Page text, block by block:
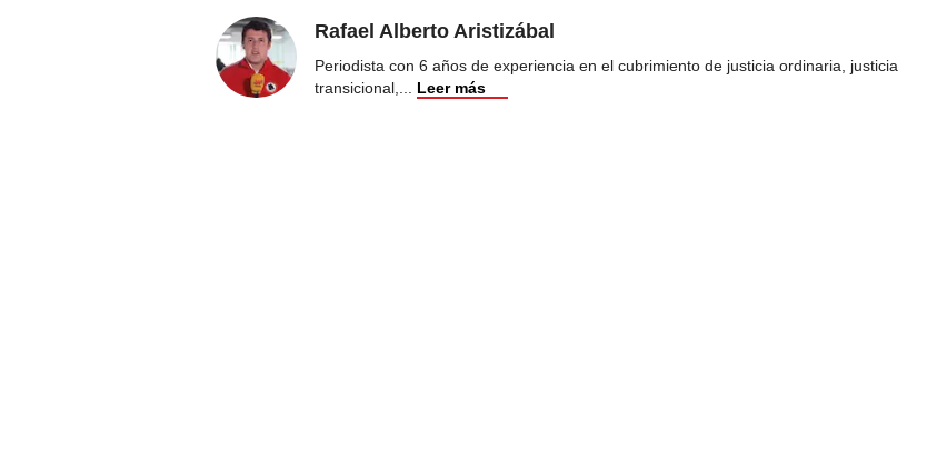
Rafael Alberto Aristizábal
Periodista con 6 años de experiencia en el cubrimiento de justicia ordinaria, justicia
transicional,... Leer más